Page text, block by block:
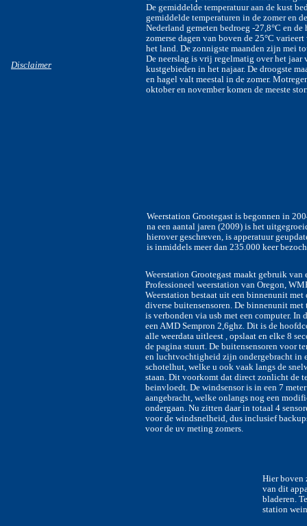
Disclaimer
De gemiddelde temperatuur aan de kust
gemiddelde temperaturen in de zomer en
Nederland gemeten bedroeg -27,8°C en
zomerse dagen van boven de 25°C
het land. De zonnigste maanden zijn mei
De neerslag is vrij regelmatig over het jaar
kustgebieden in het najaar. De droogste
en hagel valt meestal in de zomer.
oktober en november komen de meeste
Weerstation Grootegast is begonnen in
na een aantal jaren (2009) is het
hierover geschreven, is apperatuur
is inmiddels meer dan 235.000 keer
Weerstation Grootegast maakt gebruik van
Professioneel weerstation van Oregon,
Weerstation bestaat uit een binnenunit met
diverse buitensensoren. De binnenunit met
is verbonden via usb met een computer. In
een AMD Sempron 2,6ghz. Dit is de
alle weerdata uitleest , opslaat en elke 8
de pagina stuurt. De buitensensoren voor
en luchtvochtigheid zijn ondergebracht in
schotelhut, welke u ook vaak langs de
staan. Dit voorkomt dat direct zonlicht de
beinvloedt. De windsensor is in een 7
aangebracht, welke onlangs nog een
ondergaan. Nu zitten daar in totaal 4
voor de windsnelheid, dus inclusief
voor de uv meting zomers.
Hier boven
van dit
bladeren.
station